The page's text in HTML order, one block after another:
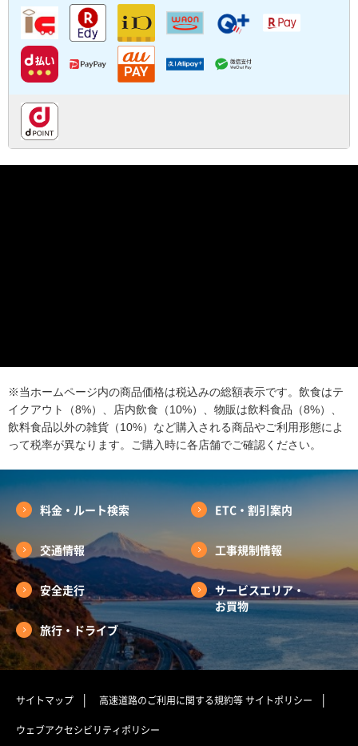
※当ホームページ内の商品価格は税込みの総額表示です。飲食はテ
イクアウト（8%）、店内飲食（10%）、物販は飲料食品（8%）、
飲料食品以外の雑貨（10%）など購入される商品やご利用形態によ
って税率が異なります。ご購入時に各店舗でご確認ください。
料金・ルート検索 ETC・割引案内
交通情報 工事規制情報
安全走行
サービスエリア・
お買物
旅行・ドライブ
サイトマップ 高速道路のご利用に関する規約等サイトポリシー
ウェブアクセシビリティポリシー